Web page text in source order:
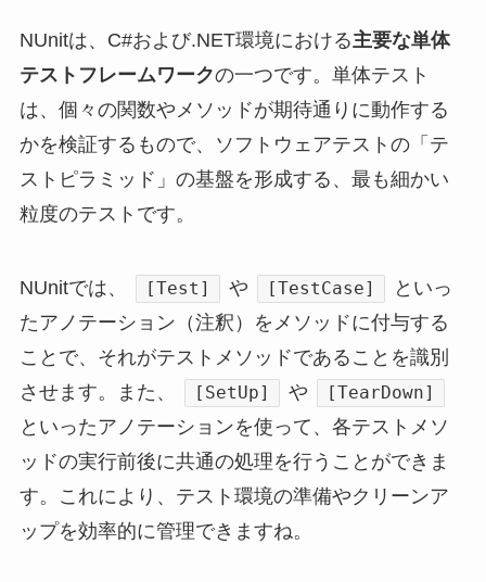
NUnitは、C#および.NET環境における主要な単体
テストフレームワークの一つです。単体テスト
は、個々の関数やメソッドが期待通りに動作する
かを検証するもので、ソフトウェアテストの「テ
ストピラミッド」の基盤を形成する、最も細かい
粒度のテストです。
NUnitでは、 [Test] や [TestCase]
といっ
たアノテーション（注釈）をメソッドに付与する
ことで、それがテストメソッドであることを識別
させます。また、
[SetUp] や [TearDown]
といったアノテーションを使って、各テストメソ
ッドの実行前後に共通の処理を行うことができま
す。これにより、テスト環境の準備やクリーンア
ップを効率的に管理できますね。